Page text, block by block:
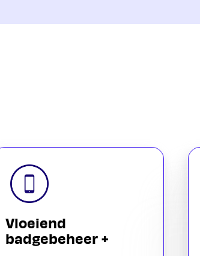
Vloeiend
badgebeheer +